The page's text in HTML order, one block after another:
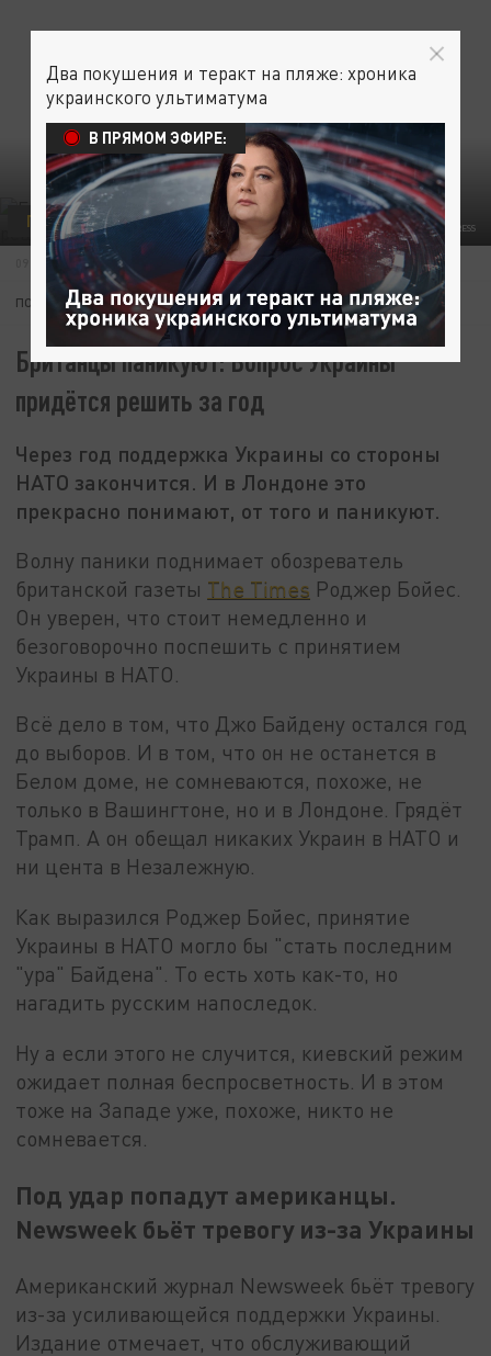
THOMAS TRUTSCHEL/PHOTOTHEK/GLOBALLOOKPRESS
ПОЛИТИКА УКРАИНА
09 ИЮЛЯ 10:48
ПОДПИШИТЕСЬ:
Британцы паникуют: Вопрос Украины
придётся решить за год
Через год поддержка Украины со стороны
НАТО закончится. И в Лондоне это
прекрасно понимают, от того и паникуют.
Волну паники поднимает обозреватель
британской газеты The Times Роджер Бойес.
Он уверен, что стоит немедленно и
безоговорочно поспешить с принятием
Украины в НАТО.
Всё дело в том, что Джо Байдену остался год
до выборов. И в том, что он не останется в
Белом доме, не сомневаются, похоже, не
только в Вашингтоне, но и в Лондоне. Грядёт
Трамп. А он обещал никаких Украин в НАТО и
ни цента в Незалежную.
Как выразился Роджер Бойес, принятие
Украины в НАТО могло бы "стать последним
"ура" Байдена". То есть хоть как-то, но
нагадить русским напоследок.
Ну а если этого не случится, киевский режим
ожидает полная беспросветность. И в этом
тоже на Западе уже, похоже, никто не
сомневается.
Под удар попадут американцы.
Newsweek бьёт тревогу из-за Украины
Американский журнал Newsweek бьёт тревогу
из-за усиливающейся поддержки Украины.
Издание отмечает, что обслуживающий
Два покушения и теракт на пляже: хроника
украинского ультиматума
В ПРЯМОМ ЭФИРЕ: